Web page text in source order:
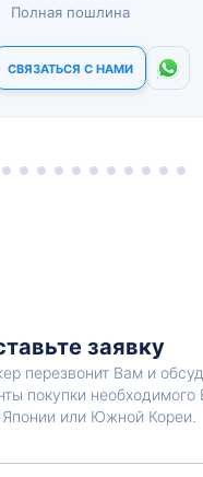
Полная пошлина
СВЯЗАТЬСЯ С НАМИ
заявку
перезвонит Вам и
покупки необходимого
Японии или Южной Кореи.